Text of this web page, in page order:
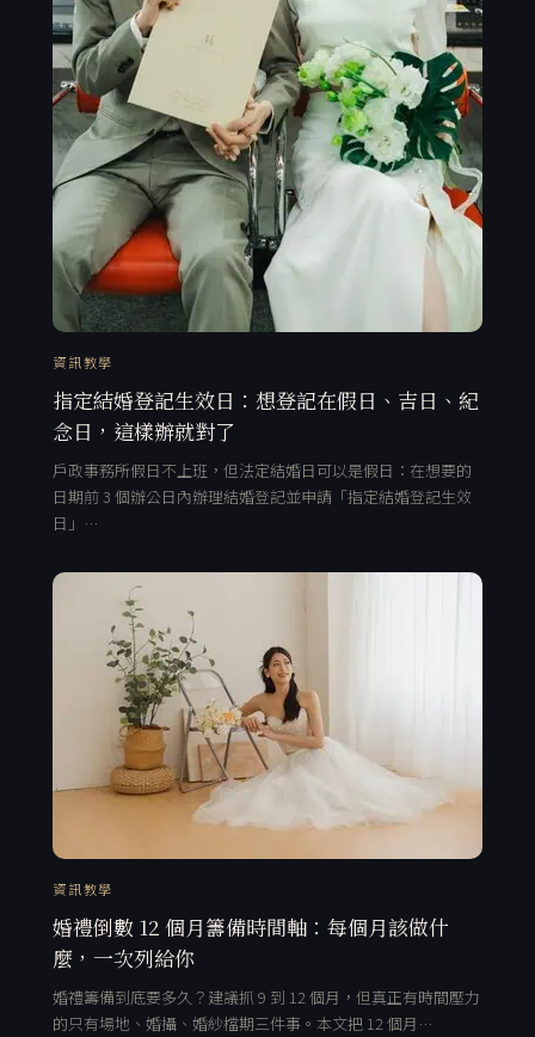
資訊教學
指定結婚登記生效日：想登記在假日、吉日、紀
念日，這樣辦就對了
戶政事務所假日不上班，但法定結婚日可以是假日：在想要的
日期前 3 個辦公日內辦理結婚登記並申請「指定結婚登記生效
日」…
資訊教學
婚禮倒數 12 個月籌備時間軸：每個月該做什
麼，一次列給你
婚禮籌備到底要多久？建議抓 9 到 12 個月，但真正有時間壓力
的只有場地、婚攝、婚紗檔期三件事。本文把 12 個月…